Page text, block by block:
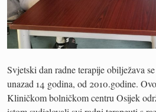
Svjetski dan radne terapije obilježava
unazad 14 godina, od 2010.godine.
Kliničkom bolničkom centru Osijek